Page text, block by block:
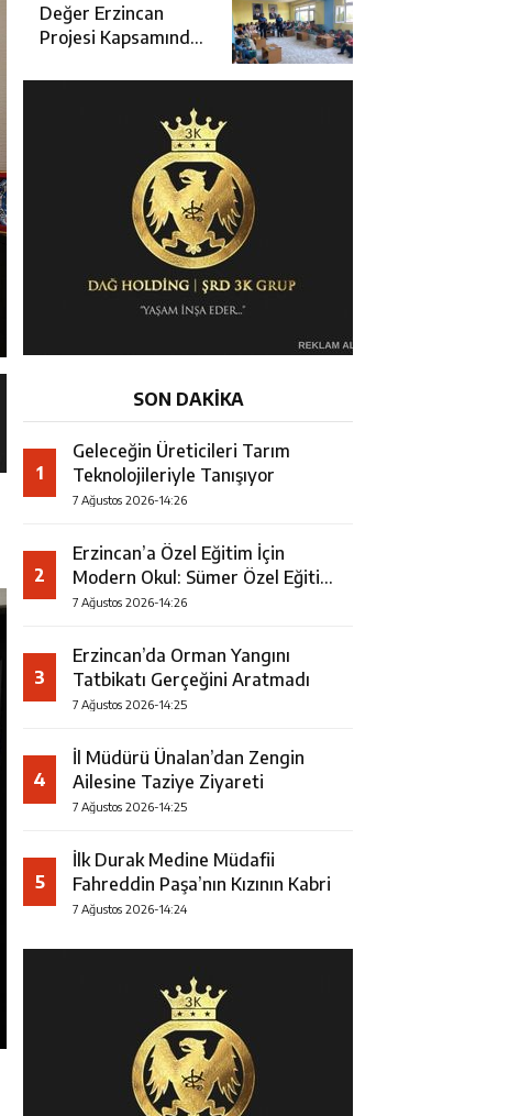
Toplantısı
Değer Erzincan
Projesi Kapsamında
Eğitimi
SON DAKİKA
1
Geleceğin Üreticileri Tarım
Teknolojileriyle Tanışıyor
7 Ağustos 2026-14:26
2
Erzincan’a Özel Eğitim İçin
Modern Okul: Sümer Özel Eğitim
Meslek Okulu Protokolü
7 Ağustos 2026-14:26
3
Erzincan’da Orman Yangını
Tatbikatı Gerçeğini Aratmadı
7 Ağustos 2026-14:25
4
İl Müdürü Ünalan’dan Zengin
Ailesine Taziye Ziyareti
7 Ağustos 2026-14:25
5
İlk Durak Medine Müdafii
Fahreddin Paşa’nın Kızının Kabri
7 Ağustos 2026-14:24